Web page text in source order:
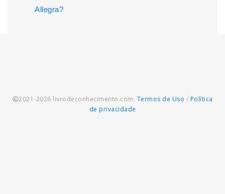
2021-2026 livrodeconhecimento.com. Termos de Uso / Política
de privacidade